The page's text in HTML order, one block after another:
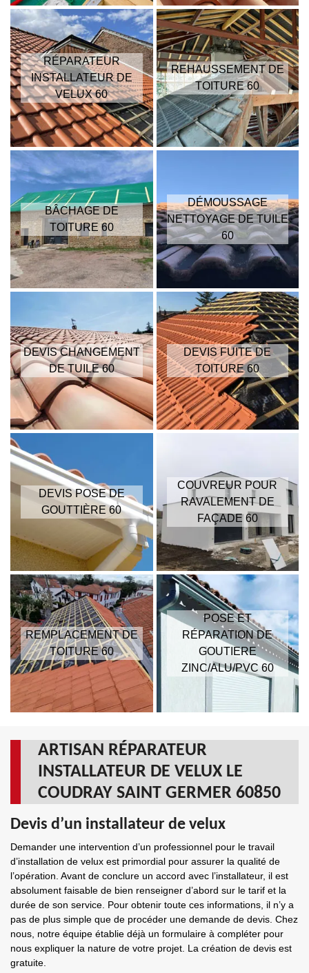
RÉPARATEUR
INSTALLATEUR DE
VELUX 60
REHAUSSEMENT DE
TOITURE 60
BÂCHAGE DE
TOITURE 60
DÉMOUSSAGE
NETTOYAGE DE TUILE
60
DEVIS CHANGEMENT
DE TUILE 60
DEVIS FUITE DE
TOITURE 60
DEVIS POSE DE
GOUTTIÈRE 60
COUVREUR POUR
RAVALEMENT DE
FAÇADE 60
REMPLACEMENT DE
TOITURE 60
POSE ET
RÉPARATION DE
GOUTIERE
ZINC/ALU/PVC 60
ARTISAN RÉPARATEUR
INSTALLATEUR DE VELUX LE
COUDRAY SAINT GERMER 60850
Devis d’un installateur de velux
Demander une intervention d’un professionnel pour le travail
d’installation de velux est primordial pour assurer la qualité de
l’opération. Avant de conclure un accord avec l’installateur, il est
absolument faisable de bien renseigner d’abord sur le tarif et la
durée de son service. Pour obtenir toute ces informations, il n’y a
pas de plus simple que de procéder une demande de devis. Chez
nous, notre équipe établie déjà un formulaire à compléter pour
nous expliquer la nature de votre projet. La création de devis est
gratuite.